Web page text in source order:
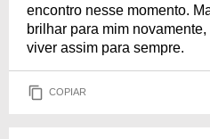
encontro nesse momento.
brilhar para mim
viver assim para sempre.
COPIAR